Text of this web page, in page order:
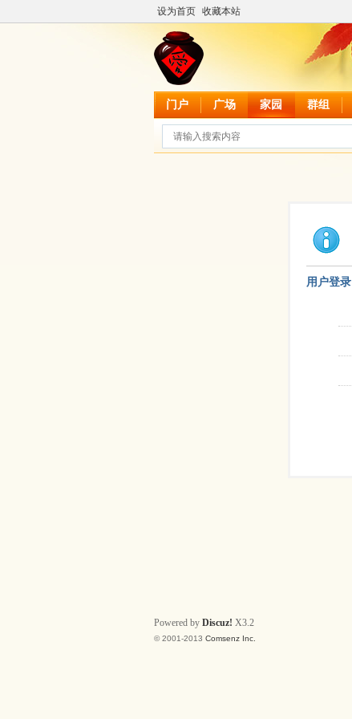
设为首页 收藏本站
门户 广场 家园 群组
用户登录
Powered by Discuz! X3.2
© 2001-2013 Comsenz Inc.